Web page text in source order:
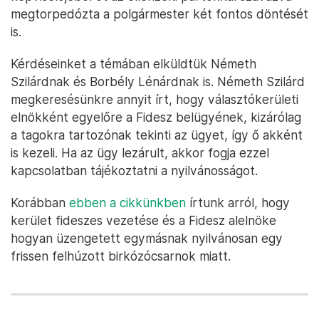
megtorpedózta a polgármester két fontos döntését
is.
Kérdéseinket a témában elküldtük Németh
Szilárdnak és Borbély Lénárdnak is. Németh Szilárd
megkeresésünkre annyit írt, hogy választókerületi
elnökként egyelőre a Fidesz belügyének, kizárólag
a tagokra tartozónak tekinti az ügyet, így ő akként
is kezeli. Ha az ügy lezárult, akkor fogja ezzel
kapcsolatban tájékoztatni a nyilvánosságot.
Korábban ebben a cikkünkben írtunk arról, hogy
kerület fideszes vezetése és a Fidesz alelnöke
hogyan üzengetett egymásnak nyilvánosan egy
frissen felhúzott birkózócsarnok miatt.